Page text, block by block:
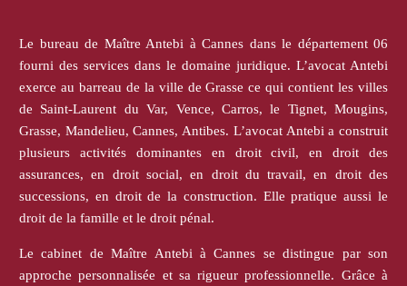
Le bureau de Maître Antebi à Cannes dans le département 06
fourni des services dans le domaine juridique. L’avocat Antebi
exerce au barreau de la ville de Grasse ce qui contient les villes
de Saint-Laurent du Var, Vence, Carros, le Tignet, Mougins,
Grasse, Mandelieu, Cannes, Antibes. L’avocat Antebi a construit
plusieurs activités dominantes en droit civil, en droit des
assurances, en droit social, en droit du travail, en droit des
successions, en droit de la construction. Elle pratique aussi le
droit de la famille et le droit pénal.
Le cabinet de Maître Antebi à Cannes se distingue par son
approche personnalisée et sa rigueur professionnelle. Grâce à